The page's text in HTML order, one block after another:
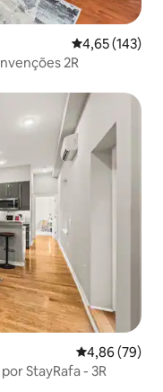
4,65 de uma
4,65 (143)
2R
4,86 de uma
4,86 (79)
StayRafa - 3R